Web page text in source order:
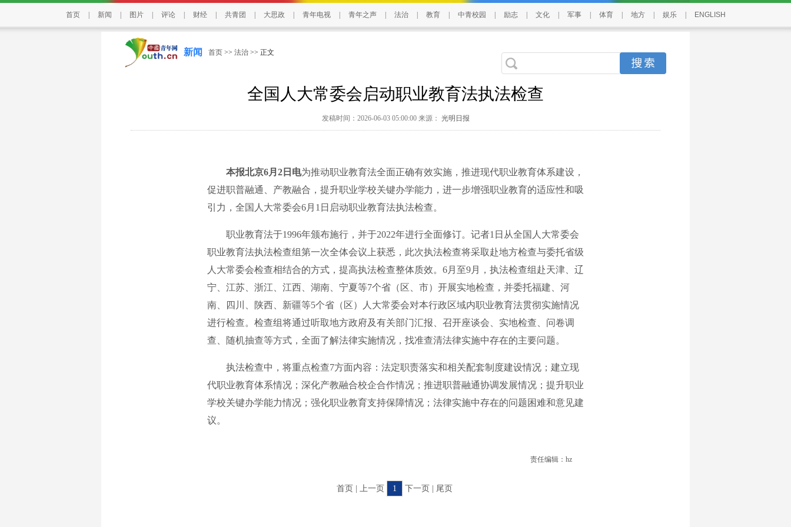
首页 新闻 图片 评论 财经 共青团 大思政 青年电视 青年之声 法治 教育 中青校园 励志 文化 军事 体育 地方 娱乐 ENGLISH
新闻 首页 >> 法治 >> 正文
全国人大常委会启动职业教育法执法检查
发稿时间：2026-06-03 05:00:00 来源： 光明日报
本报北京6月2日电为推动职业教育法全面正确有效实施，推进现代职业教育体系建设，
促进职普融通、产教融合，提升职业学校关键办学能力，进一步增强职业教育的适应性和吸
引力，全国人大常委会6月1日启动职业教育法执法检查。
职业教育法于1996年颁布施行，并于2022年进行全面修订。记者1日从全国人大常委会
职业教育法执法检查组第一次全体会议上获悉，此次执法检查将采取赴地方检查与委托省级
人大常委会检查相结合的方式，提高执法检查整体质效。6月至9月，执法检查组赴天津、辽
宁、江苏、浙江、江西、湖南、宁夏等7个省（区、市）开展实地检查，并委托福建、河
南、四川、陕西、新疆等5个省（区）人大常委会对本行政区域内职业教育法贯彻实施情况
进行检查。检查组将通过听取地方政府及有关部门汇报、召开座谈会、实地检查、问卷调
查、随机抽查等方式，全面了解法律实施情况，找准查清法律实施中存在的主要问题。
执法检查中，将重点检查7方面内容：法定职责落实和相关配套制度建设情况；建立现
代职业教育体系情况；深化产教融合校企合作情况；推进职普融通协调发展情况；提升职业
学校关键办学能力情况；强化职业教育支持保障情况；法律实施中存在的问题困难和意见建
议。
责任编辑：hz
首页 | 上一页 1 下一页 | 尾页